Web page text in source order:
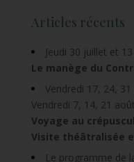
Articles récents
Jeudi 30 juillet et
Le manège du
Vendredi 17, 24,
Vendredi 7, 14, 21 août
Voyage au
Visite théâtralisée
Le programme de